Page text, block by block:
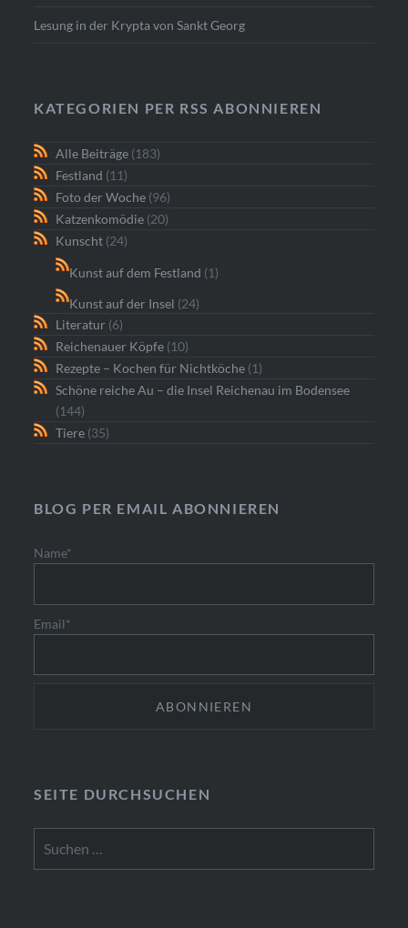
Lesung in der Krypta von Sankt Georg
KATEGORIEN PER RSS ABONNIEREN
Alle Beiträge (183)
Festland (11)
Foto der Woche (96)
Katzenkomödie (20)
Kunscht (24)
Kunst auf dem Festland (1)
Kunst auf der Insel (24)
Literatur (6)
Reichenauer Köpfe (10)
Rezepte – Kochen für Nichtköche (1)
Schöne reiche Au – die Insel Reichenau im Bodensee
(144)
Tiere (35)
BLOG PER EMAIL ABONNIEREN
Name*
Email*
SEITE DURCHSUCHEN
nach: